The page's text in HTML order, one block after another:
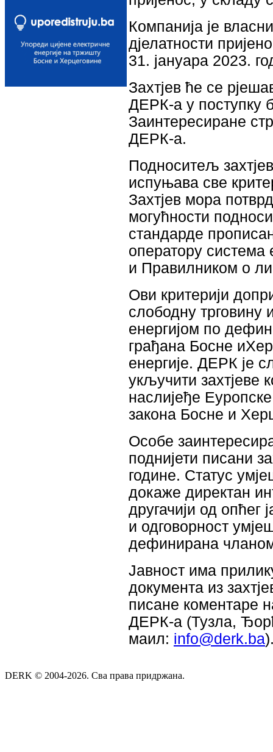
Компанија је
дјелатности
31. јануара 2023.
Захтјев ће се
ДЕРК-а у поступку
Заинтересиране
ДЕРК-а.
Подноситељ
испуњава све
Захтјев мора
могућности
стандарде
оператору система
и Правилником о
Ови критерији
слободну трговину
енергијом по
грађана Босне
енергије. ДЕРК је
укључити захтјеве
наслијеђе
закона Босне и
Особе
поднијети писани
године. Статус
докаже директан
другачији од опћег
и одговорност
дефинирана
Јавност има
документа из
писане коментаре
ДЕРК-а (Тузла,
маил: info@derk.ba
DERK © 2004-2026. Сва права придржана.